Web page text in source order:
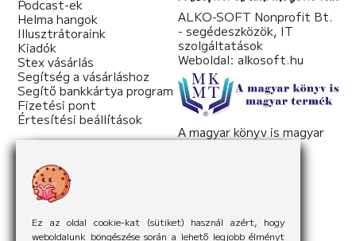
Ez az oldal cookie-kat (sütiket) használ azért, hogy
weboldalunk böngészése során a lehető legjobb élményt
Podcast-ek
Helma hangok
Illusztrátoraink
Kiadók
Stex vásárlás
Segítség a vásárláshoz
Segítő bankkártya program
Fizetési pont
Értesítési beállítások
ALKO-SOFT Nonprofit Bt.
- segédeszközök, IT
szolgáltatások
Weboldal: alkosoft.hu
A magyar könyv is magyar
termék